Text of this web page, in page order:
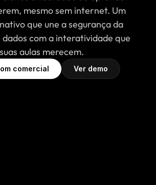
mesmo sem internet. Um
que une a segurança da
com a interatividade que
suas aulas merecem.
comercial Ver demo